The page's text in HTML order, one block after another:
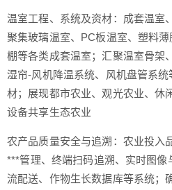
温室工程、系统及资材：成套温室
聚集玻璃温室、PC板温室、塑料
棚等各类成套温室；汇聚温室骨架
湿帘-风机降温系统、风机盘管系
材；展现都市农业、观光农业、休
设备共享生态农业
农产品质量安全与追溯：农业投入
***管理、终端扫码追溯、实时图
流配送、作物生长数据库等系统；